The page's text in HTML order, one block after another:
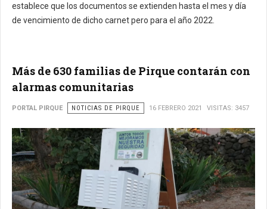
establece que los documentos se extienden hasta el mes y día
de vencimiento de dicho carnet pero para el año 2022.
Más de 630 familias de Pirque contarán con
alarmas comunitarias
PORTAL PIRQUE NOTICIAS DE PIRQUE 16 FEBRERO 2021 VISITAS: 3457